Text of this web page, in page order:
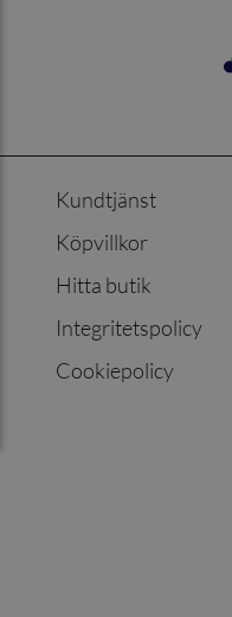
Kundtjänst
Köpvillkor
Hitta butik
Integritetspolicy
Cookiepolicy